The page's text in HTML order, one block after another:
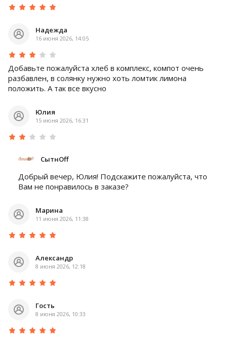
Надежда
16 июня 2026, 14:05
Добавьте пожалуйста хлеб в комплекс, компот очень
разбавлен, в солянку нужно хоть ломтик лимона
положить. А так все вкусно
Юлия
15 июня 2026, 16:31
СытнOff
Добрый вечер, Юлия! Подскажите пожалуйста, что
Вам не понравилось в заказе?
Марина
11 июня 2026, 11:38
Александр
8 июня 2026, 12:18
Гость
8 июня 2026, 10:33